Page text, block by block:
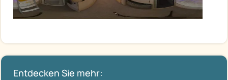
Entdecken Sie mehr: